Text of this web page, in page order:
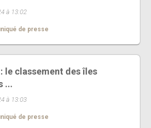
à 13:02
de presse
le classement des îles
...
à 13:03
de presse